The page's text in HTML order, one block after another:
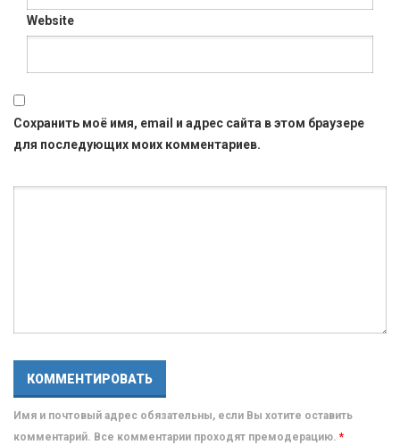
Website
Сохранить моё имя, email и адрес сайта в этом браузере
для последующих моих комментариев.
Имя и почтовый адрес обязательны, если Вы хотите оставить
комментарий. Все комментарии проходят премодерацию. *